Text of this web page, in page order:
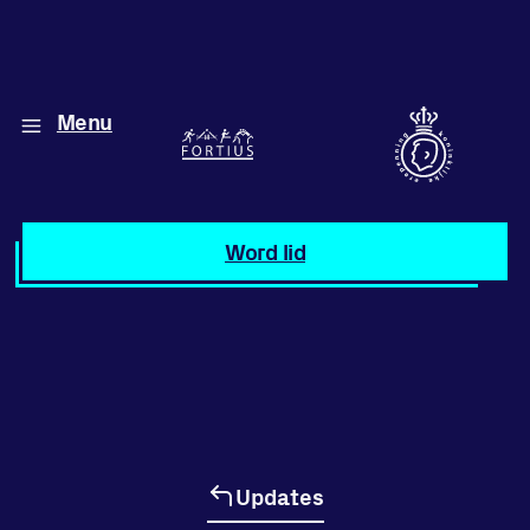
Menu
Word lid
Diverse disciplines
Atletiek
Updates